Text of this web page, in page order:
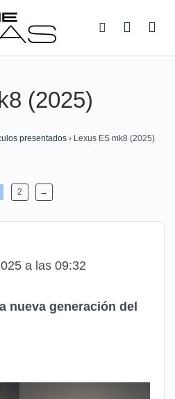
(2025)
presentados › Lexus ES mk8 (2025)
2 →
a las 09:32
nueva generación del